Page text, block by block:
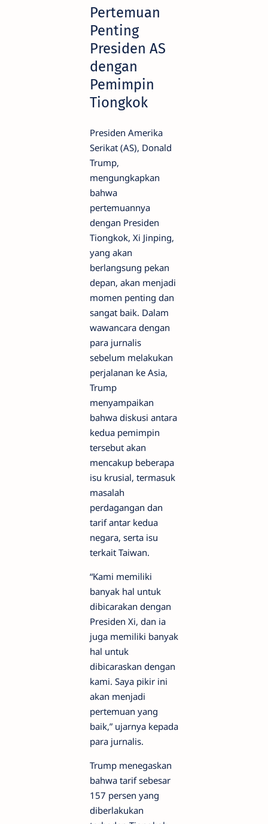
Pertemuan
Penting
Presiden AS
dengan
Pemimpin
Tiongkok
Presiden Amerika
Serikat (AS), Donald
Trump,
mengungkapkan
bahwa
pertemuannya
dengan Presiden
Tiongkok, Xi Jinping,
yang akan
berlangsung pekan
depan, akan menjadi
momen penting dan
sangat baik. Dalam
wawancara dengan
para jurnalis
sebelum melakukan
perjalanan ke Asia,
Trump
menyampaikan
bahwa diskusi antara
kedua pemimpin
tersebut akan
mencakup beberapa
isu krusial, termasuk
masalah
perdagangan dan
tarif antar kedua
negara, serta isu
terkait Taiwan.
“Kami memiliki
banyak hal untuk
dibicarakan dengan
Presiden Xi, dan ia
juga memiliki banyak
hal untuk
dibicaraskan dengan
kami. Saya pikir ini
akan menjadi
pertemuan yang
baik,” ujarnya kepada
para jurnalis.
Trump menegaskan
bahwa tarif sebesar
157 persen yang
diberlakukan